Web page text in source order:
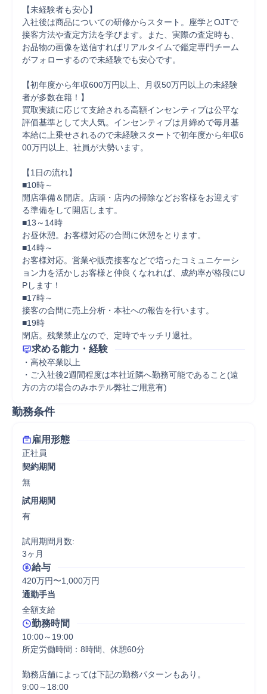
【未経験者も安心】
入社後は商品についての研修からスタート。座学とOJTで
接客方法や査定方法を学びます。また、実際の査定時も、
お品物の画像を送信すればリアルタイムで鑑定専門チーム
がフォローするので未経験でも安心です。
【初年度から年収600万円以上、月収50万円以上の未経験
者が多数在籍！】
買取実績に応じて支給される高額インセンティブは公平な
評価基準として大人気。インセンティブは月締めで毎月基
本給に上乗せされるので未経験スタートで初年度から年収6
00万円以上、社員が大勢います。
【1日の流れ】
■10時～
開店準備＆開店。店頭・店内の掃除などお客様をお迎えす
る準備をして開店します。
■13～14時
お昼休憩。お客様対応の合間に休憩をとります。
■14時～
お客様対応。営業や販売接客などで培ったコミュニケーシ
ョン力を活かしお客様と仲良くなれれば、成約率が格段にU
Pします！
■17時～
接客の合間に売上分析・本社への報告を行います。
■19時
閉店。残業禁止なので、定時でキッチリ退社。
求める能力・経験
・高校卒業以上
・ご入社後2週間程度は本社近隣へ勤務可能であること(遠
方の方の場合のみホテル弊社ご用意有)
勤務条件
雇用形態
正社員
契約期間
無
試用期間
有
試用期間月数:
3ヶ月
給与
420万円〜1,000万円
通勤手当
全額支給
勤務時間
10:00～19:00
所定労働時間：8時間、休憩60分
勤務店舗によっては下記の勤務パターンもあり。
9:00～18:00